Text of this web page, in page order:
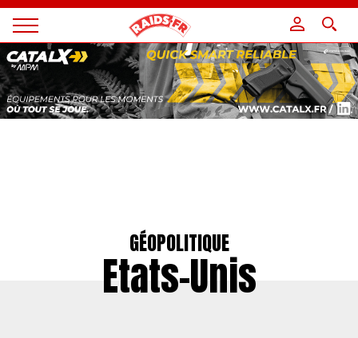
Magazine
Raids
GÉOPOLITIQUE
Etats-Unis
Panneau de gestion des cookies